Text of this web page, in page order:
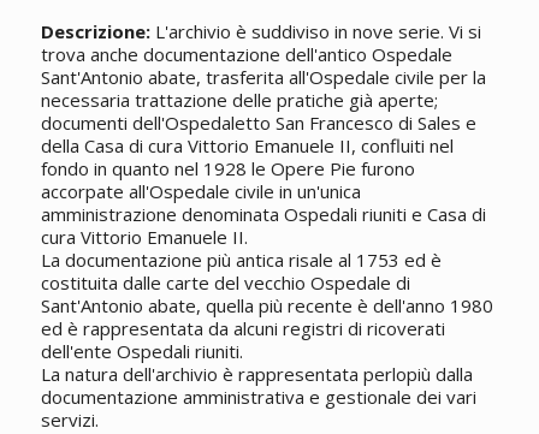
Descrizione:L'archivio è suddiviso in nove serie. Vi si
trova anche documentazione dell'antico Ospedale
Sant'Antonio abate, trasferita all'Ospedale civile per la
necessaria trattazione delle pratiche già aperte;
documenti dell'Ospedaletto San Francesco di Sales e
della Casa di cura Vittorio Emanuele II, confluiti nel
fondo in quanto nel 1928 le Opere Pie furono
accorpate all'Ospedale civile in un'unica
amministrazione denominata Ospedali riuniti e Casa di
cura Vittorio Emanuele II.
La documentazione più antica risale al 1753 ed è
costituita dalle carte del vecchio Ospedale di
Sant'Antonio abate, quella più recente è dell'anno 1980
ed è rappresentata da alcuni registri di ricoverati
dell'ente Ospedali riuniti.
La natura dell'archivio è rappresentata perlopiù dalla
documentazione amministrativa e gestionale dei vari
servizi.